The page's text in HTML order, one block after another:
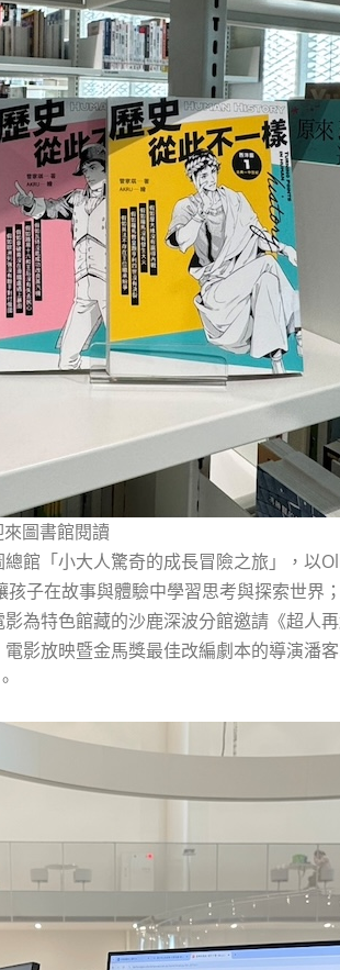
圖書館閱讀
館「小大人驚奇的成長冒險之旅」，以
子在故事與體驗中學習思考與探索世界
為特色館藏的沙鹿深波分館邀請《超人
影放映暨金馬獎最佳改編劇本的導演潘